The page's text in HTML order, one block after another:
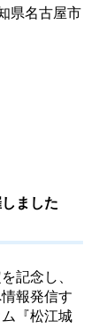
県名古屋市
ました
記念し、
報発信す
『松江城